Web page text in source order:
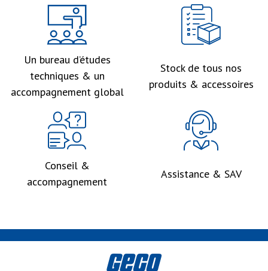
Un bureau d’études
techniques & un
accompagnement global
Stock de tous nos
produits & accessoires
Conseil &
accompagnement
Assistance & SAV